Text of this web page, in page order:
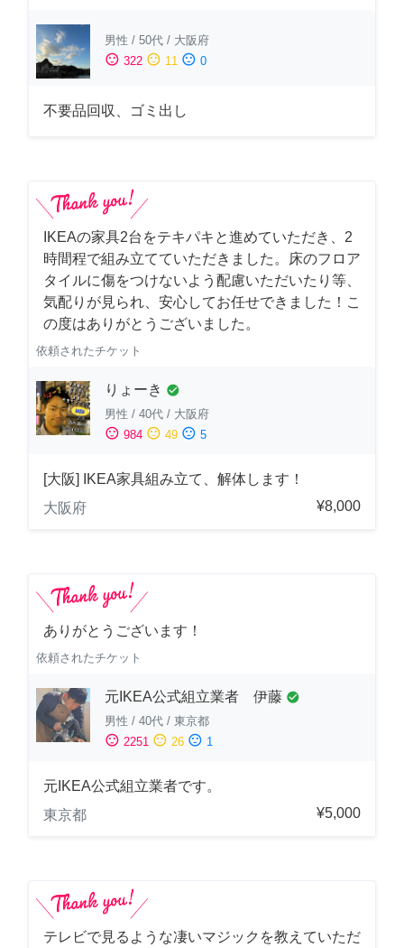
男性 / 50代 / 大阪府
sentiment_satisfied 322 sentiment_neutral 11 sentiment_dissatisfied 0
不要品回収、ゴミ出し
IKEAの家具2台をテキパキと進めていただき、2
時間程で組み立てていただきました。床のフロア
タイルに傷をつけないよう配慮いただいたり等、
気配りが見られ、安心してお任せできました！こ
の度はありがとうございました。
依頼されたチケット
りょーき check_circle
男性 / 40代 / 大阪府
sentiment_satisfied 984 sentiment_neutral 49 sentiment_dissatisfied 5
[大阪] IKEA家具組み立て、解体します！
大阪府
¥8,000
ありがとうございます！
依頼されたチケット
元IKEA公式組立業者 伊藤 check_circle
男性 / 40代 / 東京都
sentiment_satisfied 2251 sentiment_neutral 26 sentiment_dissatisfied 1
元IKEA公式組立業者です。
東京都
¥5,000
テレビで見るような凄いマジックを教えていただ